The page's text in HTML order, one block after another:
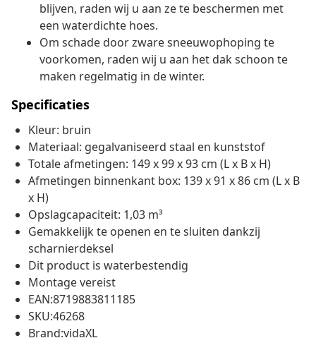
blijven, raden wij u aan ze te beschermen met
een waterdichte hoes.
Om schade door zware sneeuwophoping te
voorkomen, raden wij u aan het dak schoon te
maken regelmatig in de winter.
Specificaties
Kleur: bruin
Materiaal: gegalvaniseerd staal en kunststof
Totale afmetingen: 149 x 99 x 93 cm (L x B x H)
Afmetingen binnenkant box: 139 x 91 x 86 cm (L x B
x H)
Opslagcapaciteit: 1,03 m³
Gemakkelijk te openen en te sluiten dankzij
scharnierdeksel
Dit product is waterbestendig
Montage vereist
EAN:8719883811185
SKU:46268
Brand:vidaXL